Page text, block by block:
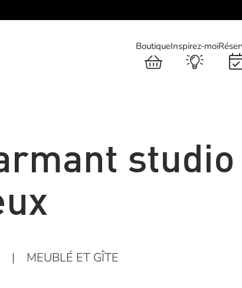
BoutiqueInspirez-moi
studio
| MEUBLÉ ET GÎTE